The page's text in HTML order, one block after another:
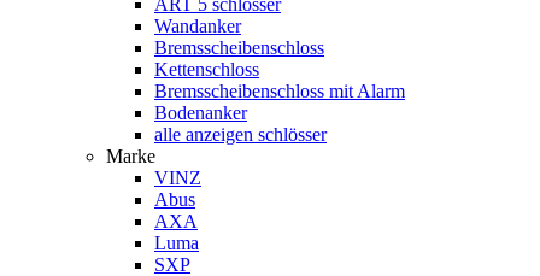
ART 5 schlösser
Wandanker
Bremsscheibenschloss
Kettenschloss
Bremsscheibenschloss mit Alarm
Bodenanker
alle anzeigen schlösser
Marke
VINZ
Abus
AXA
Luma
SXP